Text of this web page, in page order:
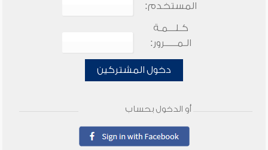
المستخدم:
كـلـــمـة
الـمـــــرور:
دخول المشتركين
أو الدخول بحساب